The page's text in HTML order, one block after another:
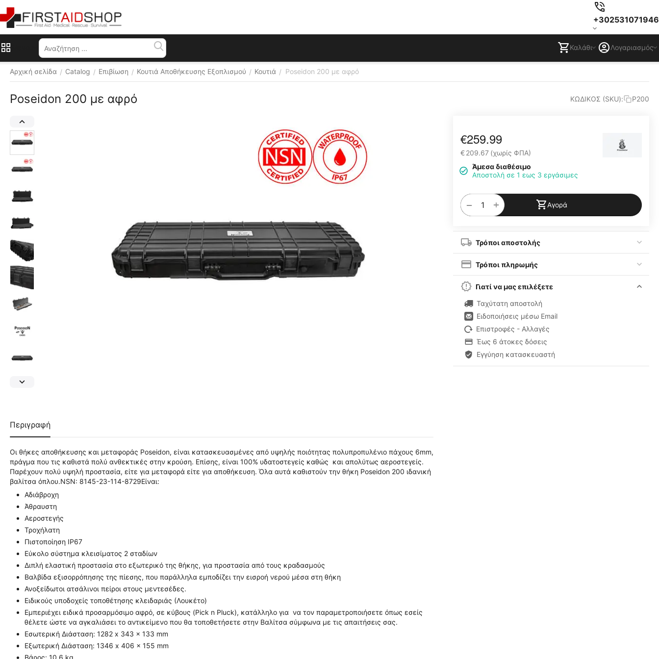
+302531071946
Καλάθι Λογαριασμός
Αρχική σελίδα / Catalog / Επιβίωση / Κουτιά Αποθήκευσης Εξοπλισμού / Κουτιά / Poseidon 200 με αφρό
Poseidon 200 με αφρό ΚΩΔΙΚΟΣ (SKU): P200
Διάφορα
χρώματα
€259.99
€209.67 (χωρίς ΦΠΑ)
Άμεσα διαθέσιμο
Αποστολή σε 1 εως 3 εργάσιμες
+
− Αγορά
Τρόποι αποστολής
Τρόποι πληρωμής
Γιατί να μας επιλέξετε
Ταχύτατη αποστολή
Ειδοποιήσεις μέσω Email
Επιστροφές - Αλλαγές
Έως 6 άτοκες δόσεις
Εγγύηση κατασκευαστή
Περιγραφή
Οι θήκες αποθήκευσης και μεταφοράς Poseidon, είναι κατασκευασμένες από υψηλής ποιότητας πολυπροπυλένιο πάχους 6mm,
πράγμα που τις καθιστά πολύ ανθεκτικές στην κρούση. Επίσης, είναι 100% υδατοστεγείς καθώς και απολύτως αεροστεγείς.
Παρέχουν πολύ υψηλή προστασία, είτε για μεταφορά είτε για αποθήκευση. Όλα αυτά καθιστούν την θήκη Poseidon 200 ιδανική
βαλίτσα όπλου.NSN: 8145-23-114-8729Είναι:
Αδιάβροχη
Άθραυστη
Αεροστεγής
Τροχήλατη
Πιστοποίηση IP67
Εύκολο σύστημα κλεισίματος 2 σταδίων
Διπλή ελαστική προστασία στο εξωτερικό της θήκης, για προστασία από τους κραδασμούς
Βαλβίδα εξισορρόπησης της πίεσης, που παράλληλα εμποδίζει την εισροή νερού μέσα στη θήκη
Ανοξείδωτοι ατσάλινοι πείροι στους μεντεσέδες.
Ειδικούς υποδοχείς τοποθέτησης κλειδαριάς (Λουκέτο)
Εμπεριέχει ειδικά προσαρμόσιμο αφρό, σε κύβους (Pick n Pluck), κατάλληλο για να τον παραμετροποιήσετε όπως εσείς
θέλετε ώστε να αγκαλιάσει το αντικείμενο που θα τοποθετήσετε στην Βαλίτσα σύμφωνα με τις απαιτήσεις σας.
Εσωτερική Διάσταση: 1282 x 343 x 133 mm
Εξωτερική Διάσταση: 1346 x 406 x 155 mm
Βάρος: 10.6 kg